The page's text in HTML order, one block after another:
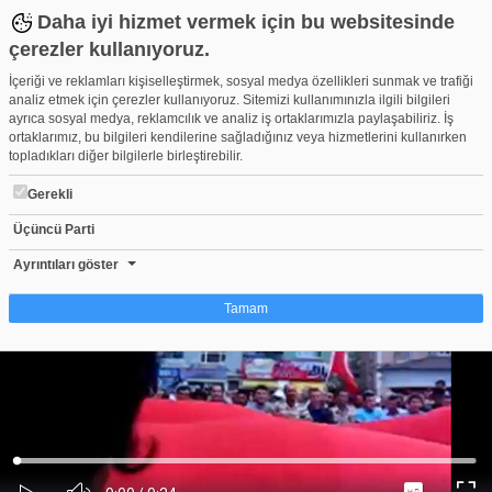
Daha iyi hizmet vermek için bu websitesinde
çerezler kullanıyoruz.
İçeriği ve reklamları kişiselleştirmek, sosyal medya özellikleri sunmak ve trafiği
analiz etmek için çerezler kullanıyoruz. Sitemizi kullanımınızla ilgili bilgileri
ayrıca sosyal medya, reklamcılık ve analiz iş ortaklarımızla paylaşabiliriz. İş
ortaklarımız, bu bilgileri kendilerine sağladığınız veya hizmetlerini kullanırken
topladıkları diğer bilgilerle birleştirebilir.
Gerekli
Üçüncü Parti
Ayrıntıları göster
Tamam
Çerezler, web-sitelerinin, kullanıcıların deneyimlerini daha verimli hale getirmek
amacıyla kullandığı küçük metin dosyalarıdır. Yasalara göre, bu sitenin
işletilmesi için kesinlikle gerekli olan çerezleri cihazınıza yerleştirebiliyoruz.
Diğer çerez türleri için sizden izin almamız gerekiyor. Bu site farklı çerez türleri
kullanmaktadır. Bazı çerezler, sayfalarımızda yer alan üçüncü şahıs hizmetleri
tarafından yerleştirilir. İzniniz şu alanlar için geçerlidir: web.tv
Ses
Yüklendi:
Yükleniyor:
ALAÇAM ŞEHİT JANDARMA ÇAVUŞ NECMETTİN TORUN'U